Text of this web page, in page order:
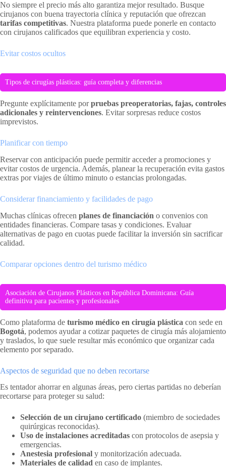
No siempre el precio más alto garantiza mejor resultado. Busque
cirujanos con buena trayectoria clínica y reputación que ofrezcan
tarifas competitivas. Nuestra plataforma puede ponerle en contacto
con cirujanos calificados que equilibran experiencia y costo.
Evitar costos ocultos
Tipos de cirugías plásticas: guía completa y diferencias
Pregunte explícitamente porpruebas preoperatorias, fajas, controles
adicionales y reintervenciones. Evitar sorpresas reduce costos
imprevistos.
Planificar con tiempo
Reservar con anticipación puede permitir acceder a promociones y
evitar costos de urgencia. Además, planear la recuperación evita gastos
extras por viajes de último minuto o estancias prolongadas.
Considerar financiamiento y facilidades de pago
Muchas clínicas ofrecen planes de financiación o convenios con
entidades financieras. Compare tasas y condiciones. Evaluar
alternativas de pago en cuotas puede facilitar la inversión sin sacrificar
calidad.
Comparar opciones dentro del turismo médico
Asociación de Cirujanos Plásticos en República Dominicana: Guía
definitiva para pacientes y profesionales
Como plataforma de turismo médico en cirugía plástica con sede en
Bogotá, podemos ayudar a cotizar paquetes de cirugía más alojamiento
y traslados, lo que suele resultar más económico que organizar cada
elemento por separado.
Aspectos de seguridad que no deben recortarse
Es tentador ahorrar en algunas áreas, pero ciertas partidas no deberían
recortarse para proteger su salud:
Selección de un cirujano certificado (miembro de sociedades
quirúrgicas reconocidas).
Uso de instalaciones acreditadas con protocolos de asepsia y
emergencias.
Anestesia profesional y monitorización adecuada.
Materiales de calidad en caso de implantes.